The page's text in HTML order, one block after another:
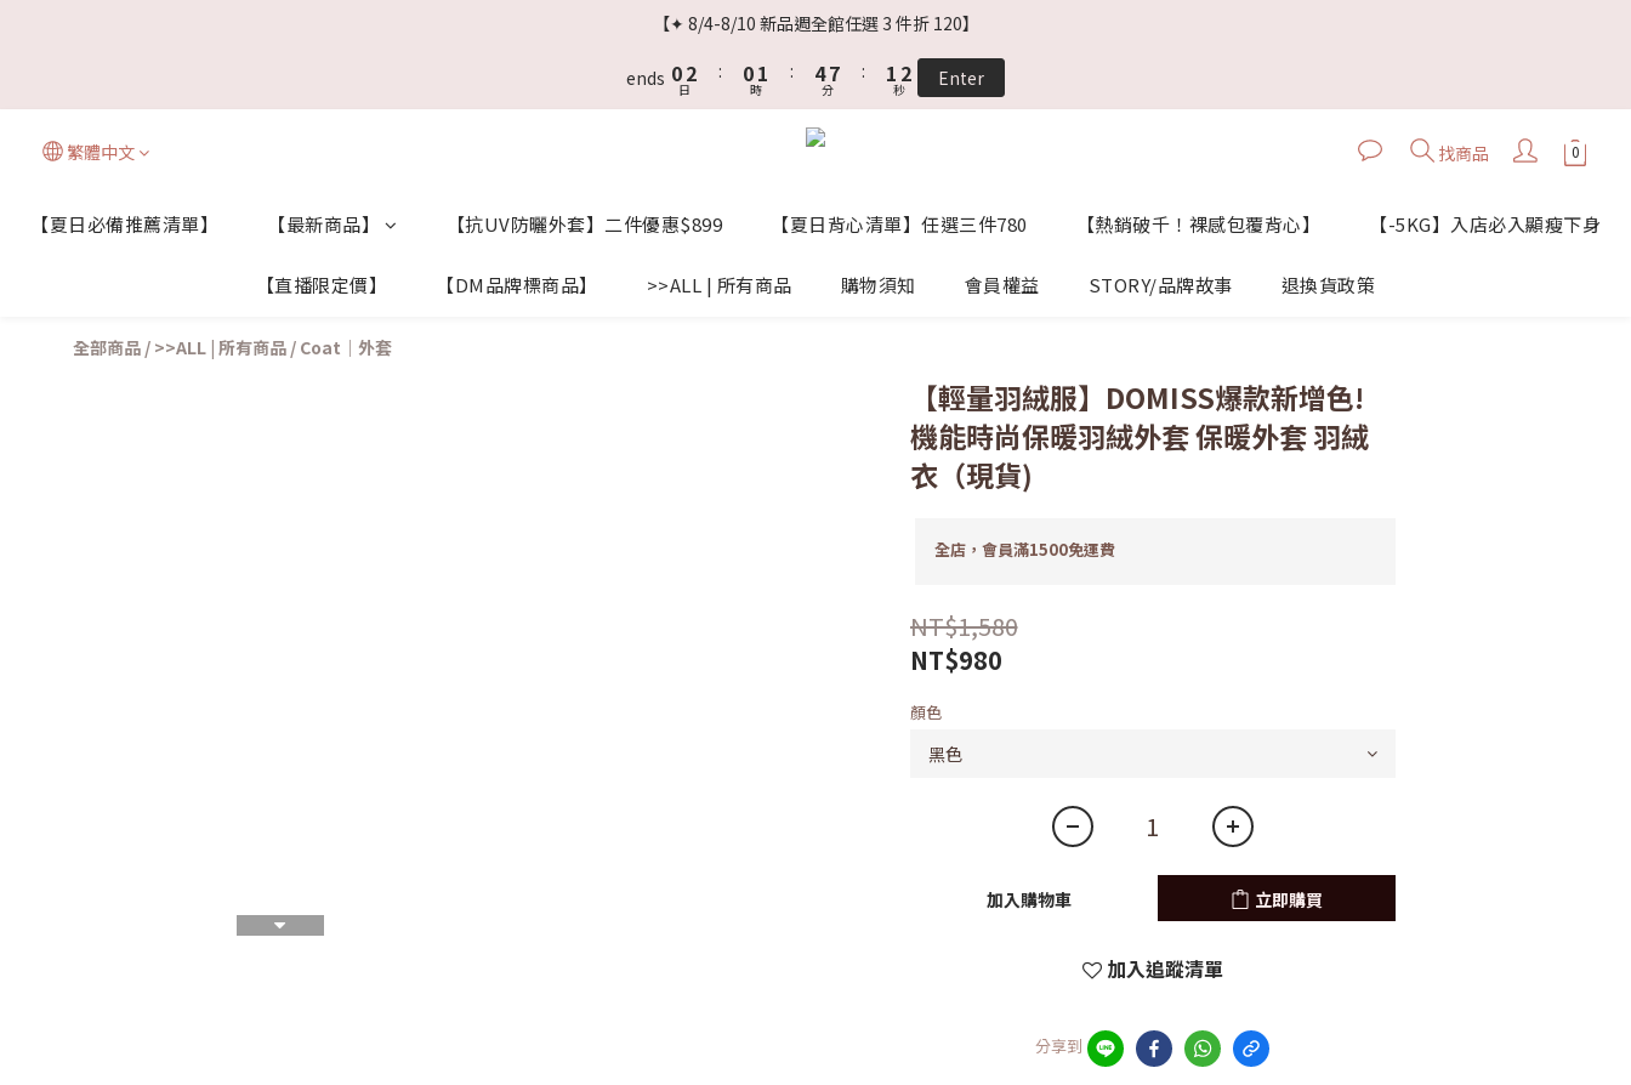
【✦ 8/4-8/10 新品週全館任選 3 件折 120】
ends
2
0
4
2
1
日
:
2
0
3
1
0
時
:
6
4
3
2
1
9
7
6
1
分
:
3
1
0
2
0
秒 Enter
繁體中文 找商品
【夏日必備推薦清單】 【最新商品】 【抗UV防曬外套】二件優惠$899 【夏日背心清單】任選三件780 【熱銷破千！裸感包覆背心】 【-5KG】入店必入顯瘦下身
【直播限定價】 【DM品牌標商品】 >>ALL | 所有商品 購物須知 會員權益 STORY/品牌故事 退換貨政策
全部商品 / >>ALL | 所有商品 / Coat｜外套
【輕量羽絨服】DOMISS爆款新增色!
機能時尚保暖羽絨外套 保暖外套 羽絨
衣（現貨)
全店，會員滿1500免運費
NT$1,580
NT$980
顏色
加入購物車 立即購買
加入追蹤清單
分享到